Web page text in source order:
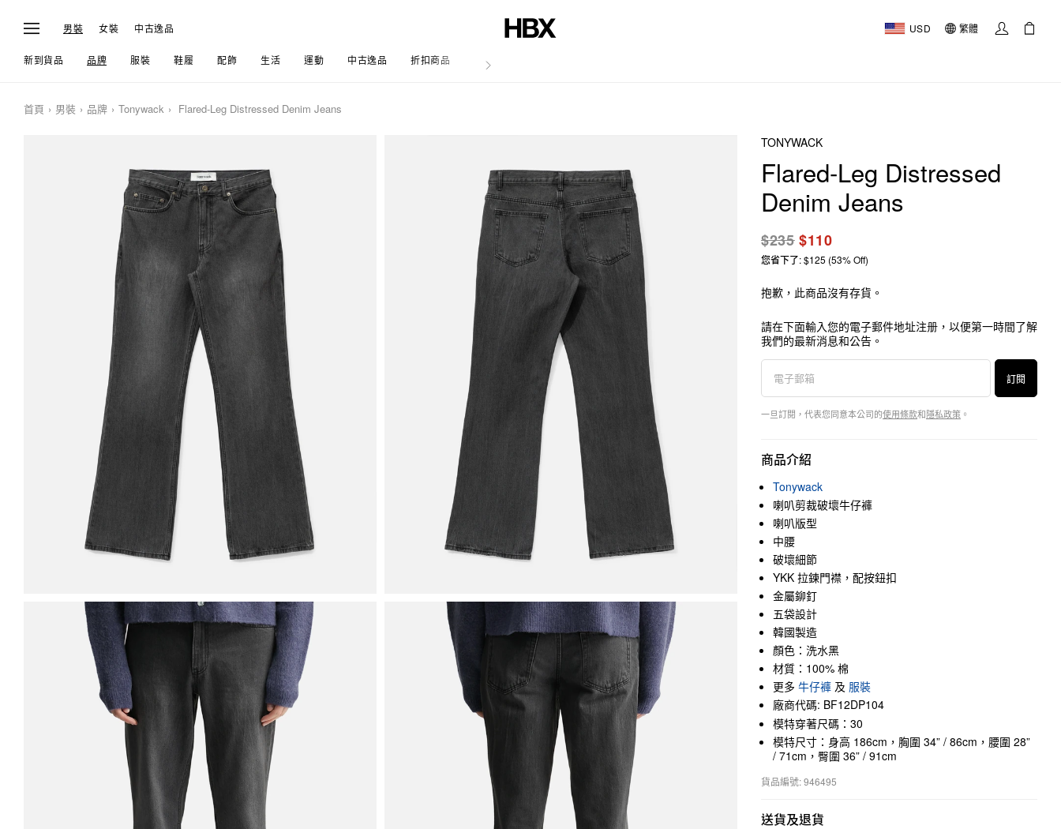
男裝 女裝 中古逸品 USD 繁體
新到貨品 品牌 服裝 鞋履 配飾 生活 運動 中古逸品 折扣商品 文章
首頁 男裝 品牌 Tonywack Flared-Leg Distressed Denim Jeans
TONYWACK
Flared-Leg Distressed
Denim Jeans
$235$110
您省下了: $125 (53% Off)
抱歉，此商品沒有存貨。
請在下面輸入您的電子郵件地址注册，以便第一時間了解
我們的最新消息和公告。
訂閱
一旦訂閱，代表您同意本公司的使用條款和隱私政策 。
商品介紹
Tonywack
喇叭剪裁破壞牛仔褲
喇叭版型
中腰
破壞細節
YKK 拉鍊門襟，配按鈕扣
金屬鉚釘
五袋設計
韓國製造
顏色：洗水黑
材質：100% 棉
更多 牛仔褲 及 服裝
廠商代碼: BF12DP104
模特穿著尺碼：30
模特尺寸：身高 186cm，胸圍 34” / 86cm，腰圍 28”
/ 71cm，臀圍 36” / 91cm
貨品編號: 946495
送貨及退貨